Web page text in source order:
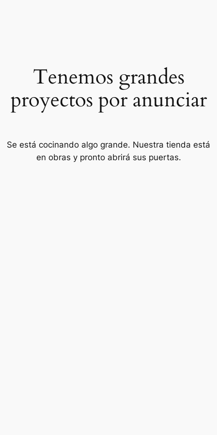
Tenemos grandes
proyectos por anunciar
Se está cocinando algo grande. Nuestra tienda está
en obras y pronto abrirá sus puertas.